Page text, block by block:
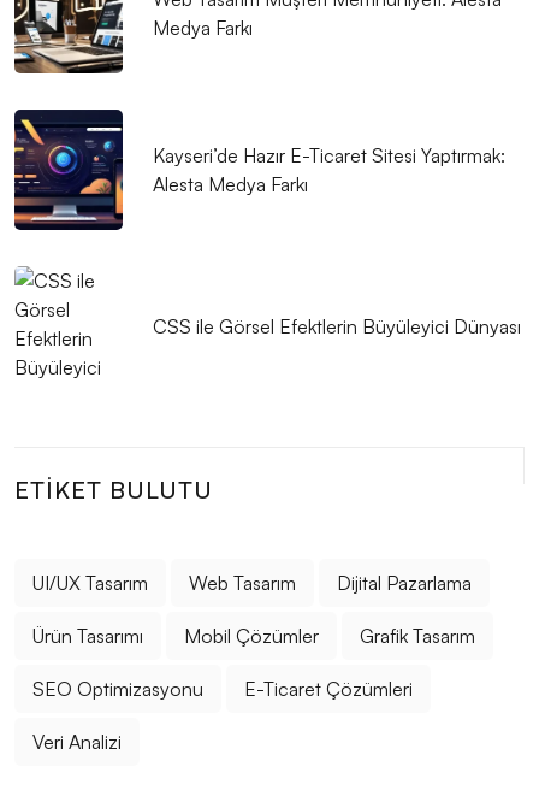
Medya Farkı
Kayseri’de Hazır E-Ticaret Sitesi Yaptırmak:
Alesta Medya Farkı
CSS ile Görsel Efektlerin Büyüleyici Dünyası
ETIKET BULUTU
UI/UX Tasarım Web Tasarım Dijital Pazarlama
Ürün Tasarımı Mobil Çözümler Grafik Tasarım
SEO Optimizasyonu E-Ticaret Çözümleri
Veri Analizi